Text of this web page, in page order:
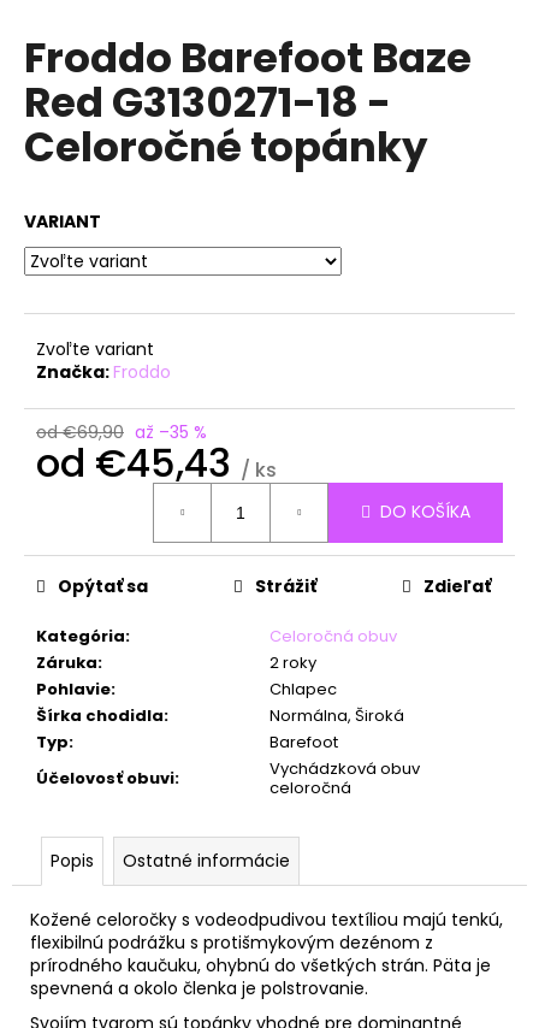
Froddo Barefoot Baze
Red G3130271-18 -
Celoročné topánky
VARIANT
Zvoľte variant
Značka:Froddo
od €69,90 až –35 %
od €45,43 / ks
DO KOŠÍKA
Kategória:
Celoročná obuv
Záruka:
2 roky
Pohlavie:
Chlapec
Šírka chodidla:
Normálna, Široká
Typ:
Barefoot
Účelovosť obuvi:
Vychádzková obuv
celoročná
Opýtať sa Strážiť Zdieľať
Popis Ostatné informácie
Kožené celoročky s vodeodpudivou textíliou majú tenkú,
flexibilnú podrážku s protišmykovým dezénom z
prírodného kaučuku, ohybnú do všetkých strán. Päta je
spevnená a okolo členka je polstrovanie.
Svojím tvarom sú topánky vhodné pre dominantné
j
s
ť
?
HĽADAŤ
O
d
p
o
m
e